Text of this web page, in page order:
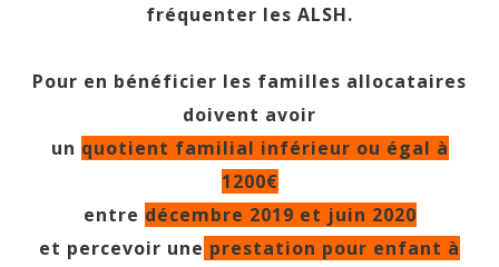
fréquenter les ALSH.
Pour en bénéficier les familles allocataires
doivent avoir
un quotient familial inférieur ou égal à
1200€
entre décembre 2019 et juin 2020
et percevoir une prestation pour enfant à